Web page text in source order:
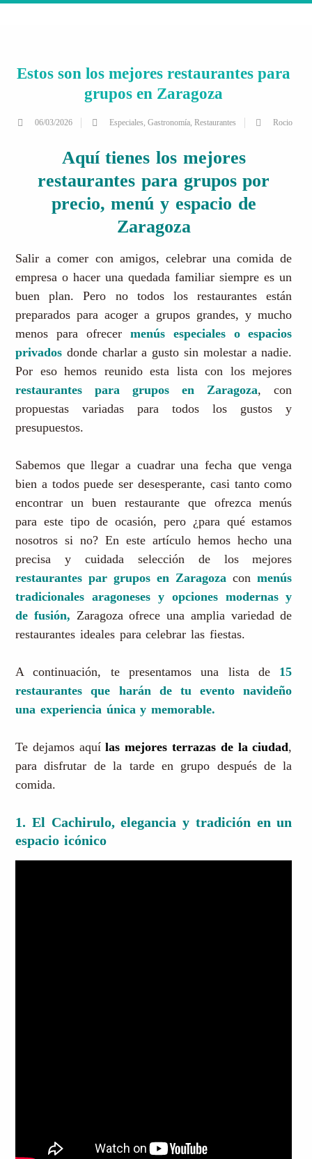
Estos son los mejores restaurantes para
grupos en Zaragoza
06/03/2026 Especiales, Gastronomía, Restaurantes Rocio
Aquí tienes los mejores
restaurantes para grupos por
precio, menú y espacio de
Zaragoza
Salir a comer con amigos, celebrar una comida de
empresa o hacer una quedada familiar siempre es un
buen plan. Pero no todos los restaurantes están
preparados para acoger a grupos grandes, y mucho
menos para ofrecer menús especiales o espacios
privados donde charlar a gusto sin molestar a nadie.
Por eso hemos reunido esta lista con los mejores
restaurantes para grupos en Zaragoza, con
propuestas variadas para todos los gustos y
presupuestos.
Sabemos que llegar a cuadrar una fecha que venga
bien a todos puede ser desesperante, casi tanto como
encontrar un buen restaurante que ofrezca menús
para este tipo de ocasión, pero ¿para qué estamos
nosotros si no? En este artículo hemos hecho una
precisa y cuidada selección de los mejores
restaurantes par grupos en Zaragoza conmenús
tradicionales aragoneses y opciones modernas y
de fusión, Zaragoza ofrece una amplia variedad de
restaurantes ideales para celebrar las fiestas.
A continuación, te presentamos una lista de 15
restaurantes que harán de tu evento navideño
una experiencia única y memorable.
Te dejamos aquílas mejores terrazas de la ciudad,
para disfrutar de la tarde en grupo después de la
comida.
1. El Cachirulo, elegancia y tradición en un
espacio icónico